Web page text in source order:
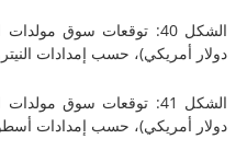
الشكل 40: توقعات سوق مولدات
حسب إمدادات النيتروجين السائل،
الشكل 41: توقعات سوق مولدات
حسب إمدادات أسطوانات النيتروجين،